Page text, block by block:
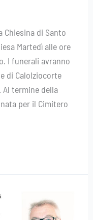
Chiesina di Santo
Martedì alle ore
I funerali avranno
di Calolziocorte
Al termine della
per il Cimitero